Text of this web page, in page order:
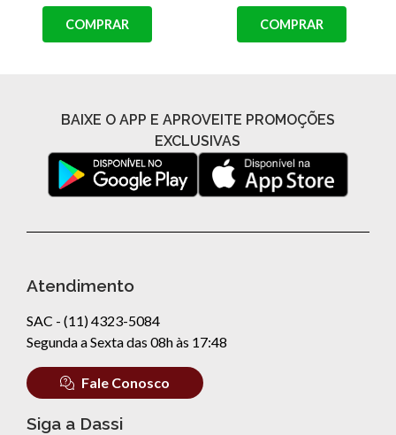
COMPRAR COMPRAR
BAIXE O APP E APROVEITE PROMOÇÕES
EXCLUSIVAS
Atendimento
SAC - (11) 4323-5084
Segunda a Sexta das 08h às 17:48
Fale Conosco
Siga a Dassi